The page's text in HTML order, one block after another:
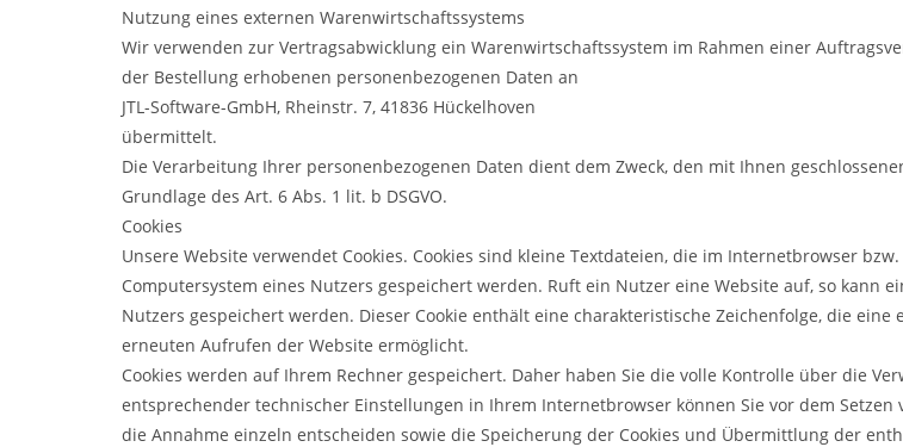
Nutzung eines externen Warenwirtschaftssystems
Wir verwenden zur Vertragsabwicklung ein Warenwirtschaftssystem im Rahmen einer
der Bestellung erhobenen personenbezogenen Daten an
JTL-Software-GmbH, Rheinstr. 7, 41836 Hückelhoven
übermittelt.
Die Verarbeitung Ihrer personenbezogenen Daten dient dem Zweck, den mit Ihnen
Grundlage des Art. 6 Abs. 1 lit. b DSGVO.
Cookies
Unsere Website verwendet Cookies. Cookies sind kleine Textdateien, die im Internetbrowser
Computersystem eines Nutzers gespeichert werden. Ruft ein Nutzer eine Website auf, so kann
Nutzers gespeichert werden. Dieser Cookie enthält eine charakteristische Zeichenfolge, die
erneuten Aufrufen der Website ermöglicht.
Cookies werden auf Ihrem Rechner gespeichert. Daher haben Sie die volle Kontrolle über die
entsprechender technischer Einstellungen in Ihrem Internetbrowser können Sie vor dem
die Annahme einzeln entscheiden sowie die Speicherung der Cookies und Übermittlung der